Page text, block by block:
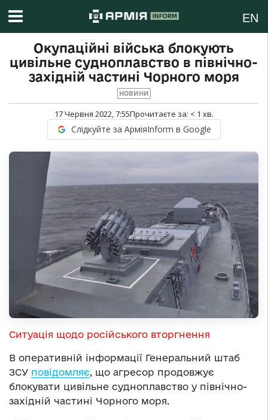
EN
Окупаційні війська блокують
цивільне судноплавство в північно-
західній частині Чорного моря
НОВИНИ
17 Червня 2022, 7:55Прочитаєте за: < 1 хв.
Слідкуйте за АрміяInform в Google
Ситуація щодо російського вторгнення
В оперативній інформації Генеральний штаб
ЗСУ повідомляє, що агресор продовжує
блокувати цивільне судноплавство у північно-
західній частині Чорного моря.